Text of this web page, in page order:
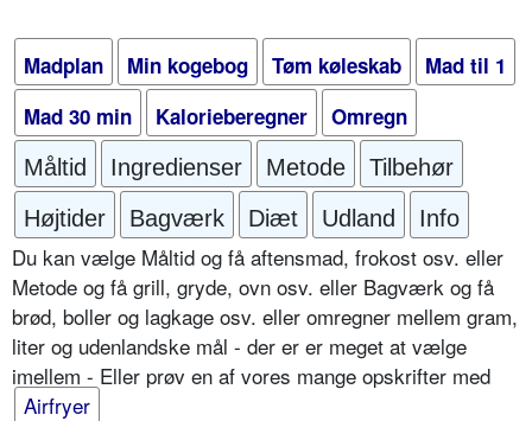
Madplan Min kogebog Tøm køleskab
Mad til 1
Mad 30 min
Kalorieberegner Omregn
Måltid Ingredienser Metode
Tilbehør
Højtider
Bagværk Diæt Udland Info
Du kan vælge Måltid og få aftensmad, frokost osv. eller
Metode og få grill, gryde, ovn osv. eller Bagværk og få
brød, boller og lagkage osv. eller omregner mellem gram,
liter og udenlandske mål - der er er meget at vælge
imellem - Eller prøv en af vores mange opskrifter med
Airfryer